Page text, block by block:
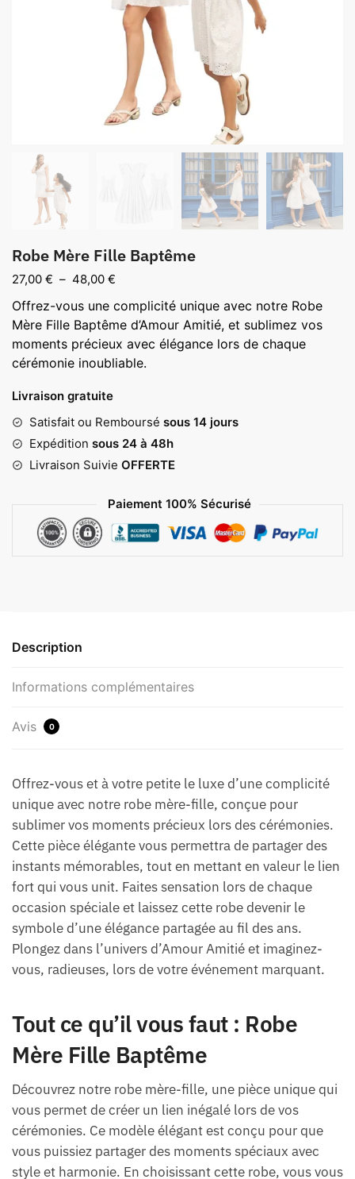
Robe Mère Fille Baptême
27,00 € – 48,00 €
prix :
27,00 €
à
48,00 €
Offrez-vous une complicité unique avec notre Robe
Mère Fille Baptême d’Amour Amitié, et sublimez vos
moments précieux avec élégance lors de chaque
cérémonie inoubliable.
Livraison gratuite
Satisfait ou Remboursé sous 14 jours
Expédition sous 24 à 48h
Livraison Suivie OFFERTE
Paiement 100% Sécurisé
Description
Informations complémentaires
Avis 0
Offrez-vous et à votre petite le luxe d’une complicité
unique avec notre robe mère-fille, conçue pour
sublimer vos moments précieux lors des cérémonies.
Cette pièce élégante vous permettra de partager des
instants mémorables, tout en mettant en valeur le lien
fort qui vous unit. Faites sensation lors de chaque
occasion spéciale et laissez cette robe devenir le
symbole d’une élégance partagée au fil des ans.
Plongez dans l’univers d’Amour Amitié et imaginez-
vous, radieuses, lors de votre événement marquant.
Tout ce qu’il vous faut : Robe
Mère Fille Baptême
Découvrez notre robe mère-fille, une pièce unique qui
vous permet de créer un lien inégalé lors de vos
cérémonies. Ce modèle élégant est conçu pour que
vous puissiez partager des moments spéciaux avec
style et harmonie. En choisissant cette robe, vous vous